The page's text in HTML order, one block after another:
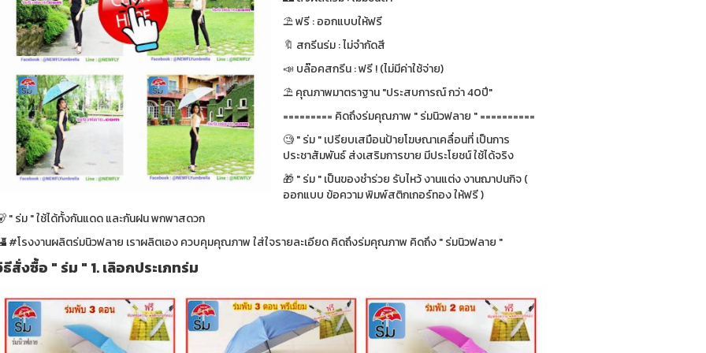
⛱ ฟรี : ออกแบบให้ฟรี
🔖 สกรีนร่ม : ไม่จำกัดสี
📣 บล๊อคสกรีน : ฟรี ! (ไม่มีค่าใช้จ่าย)
⛱ คุณภาพมาตราฐาน "ประสบการณ์ กว่า 40ปี"
========= คิดถึงร่มคุณภาพ " ร่มนิวฟลาย " ==========
🧐 " ร่ม " เปรียบเสมือนป้ายโฆษณาเคลื่อนที่ เป็นการ
ประชาสัมพันธ์ ส่งเสริมการขาย มีประโยชน์ ใช้ได้จริง
🎁 " ร่ม " เป็นของชำร่วย รับไหว้ งานแต่ง งานฌาปนกิจ (
ออกแบบ ข้อความ พิมพ์สติกเกอร์ทอง ให้ฟรี )
" ร่ม " ใช้ได้ทั้งกันแดด และกันฝน พกพาสดวก
#โรงงานผลิตร่มนิวฟลาย เราผลิตเอง ควบคุมคุณภาพ ใส่ใจรายละเอียด คิดถึงร่มคุณภาพ คิดถึง " ร่มนิวฟลาย "
สั่งซื้อ " ร่ม " 1. เลิอกประเภทร่ม